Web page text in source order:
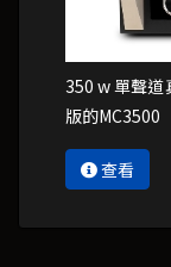
350 w 單聲
版的MC3500
查看